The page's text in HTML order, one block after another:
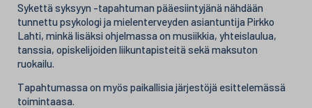
Sykettä syksyyn -tapahtuman pääesiintyjänä nähdään
tunnettu psykologi ja mielenterveyden asiantuntija Pirkko
Lahti, minkä lisäksi ohjelmassa on musiikkia, yhteislaulua,
tanssia, opiskelijoiden liikuntapisteitä sekä maksuton
ruokailu.
Tapahtumassa on myös paikallisia järjestöjä esittelemässä
toimintaasa.